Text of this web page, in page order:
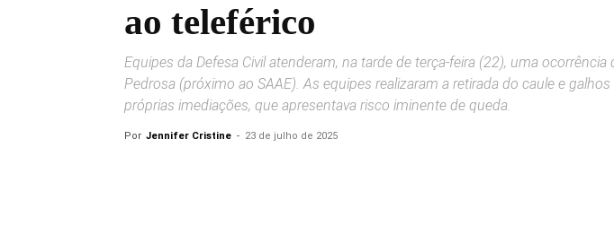
ao teleférico
Equipes da Defesa Civil atenderam, na tarde de terça-feira (22), uma
Pedrosa (próximo ao SAAE). As equipes realizaram a retirada do caule e
próprias imediações, que apresentava risco iminente de queda.
Por Jennifer Cristine - 23 de julho de 2025